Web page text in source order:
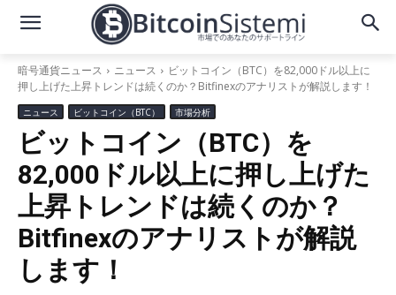
暗号通貨ニュース ニュース
ビットコイン（BTC）を82,000ドル以上に
押し上げた上昇トレンドは続くのか？Bitfinexのアナリストが解説します！
ニュース ビットコイン（BTC） 市場分析
ビットコイン（BTC）を
82,000ドル以上に押し上げた
上昇トレンドは続くのか？
Bitfinexのアナリストが解説
します！